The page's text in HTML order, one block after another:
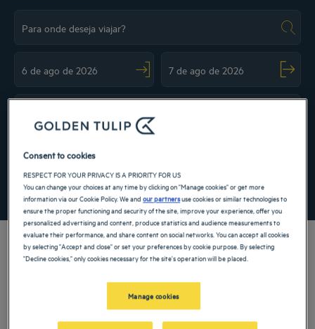
PROCURAR
Siga para o sul da Ásia para vivenciar uma estada excepcional! Nossos hotéis 4 e
5 estrelas o recepcionam calorosamente em Bangladesh. Você vai amar o conforto
Consent to cookies
RESPECT FOR YOUR PRIVACY IS A PRIORITY FOR US
You can change your choices at any time by clicking on "Manage cookies" or get more
information via our Cookie Policy. We andour partnersuse cookies or similar technologies to
ensure the proper functioning and security of the site, improve your experience, offer you
personalized advertising and content, produce statistics and audience measurements to
evaluate their performance, and share content on social networks. You can accept all cookies
by selecting "Accept and close" or set your preferences by cookie purpose. By selecting
"Decline cookies," only cookies necessary for the site's operation will be placed.
Manage cookies